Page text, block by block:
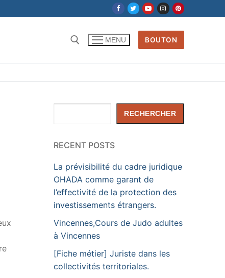
MENU BOUTON
RECHERCHER
RECENT POSTS
La prévisibilité du cadre juridique
OHADA comme garant de
l’effectivité de la protection des
investissements étrangers.
Vincennes,Cours de Judo adultes
à Vincennes
[Fiche métier] Juriste dans les
collectivités territoriales.